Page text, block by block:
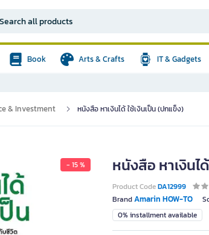
Book Arts & Crafts IT & Gadgets
& Investment หนังสือ หาเงินได้ ใช้เงินเป็น (ปกแข็ง)
- 15 % หนังสือ หาเงินไ
Product CodeDA12999
BrandAmarin HOW-TO
0% installment available